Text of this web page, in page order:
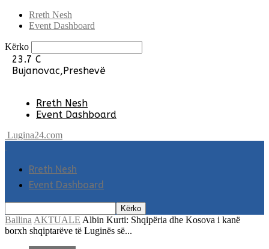
Rreth Nesh
Event Dashboard
Kërko
23.7 C
Bujanovac,Preshevë
Rreth Nesh
Event Dashboard
Lugina24.com
Rreth Nesh
Event Dashboard
Ballina AKTUALE Albin Kurti: Shqipëria dhe Kosova i kanë
borxh shqiptarëve të Luginës së...